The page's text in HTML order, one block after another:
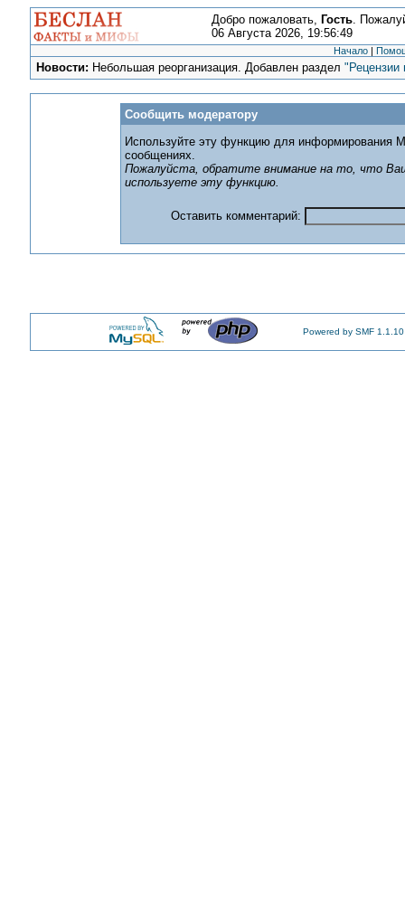
Добро пожаловать, Гость.
06 Августа 2026, 19:56:49
Начало |
Новости: Небольшая реорганизация. Добавлен раздел"Рецензии
Сообщить модератору
Используйте эту функцию для информирования
сообщениях.
Пожалуйста, обратите внимание на то, что
используете эту функцию.
Оставить комментарий:
Powered by SMF 1.1.10